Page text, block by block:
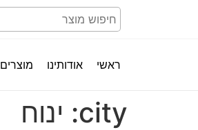
ראשי אודותינו מוצרים
city: ינוח